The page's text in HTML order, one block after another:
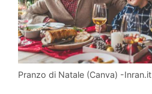
Pranzo di Natale (Canva) -Inran.it